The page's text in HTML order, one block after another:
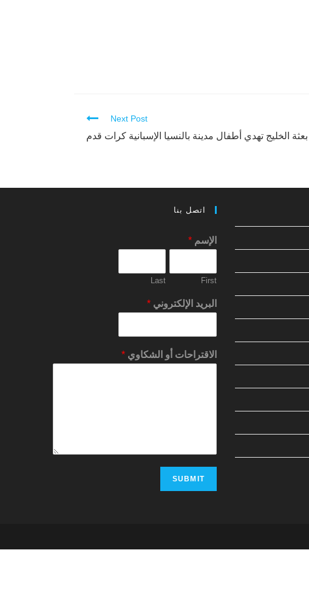
Next Post
الخليج تهدي أطفال مدينة بالنسيا الإسبانية كرات قدم
اتصل بنا
الإسم *
First
Last
البريد الإلكتروني *
الاقتراحات أو الشكاوي *
SUBMIT